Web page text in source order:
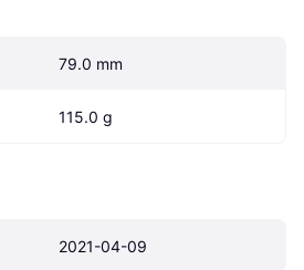
79.0 mm
115.0 g
2021-04-09